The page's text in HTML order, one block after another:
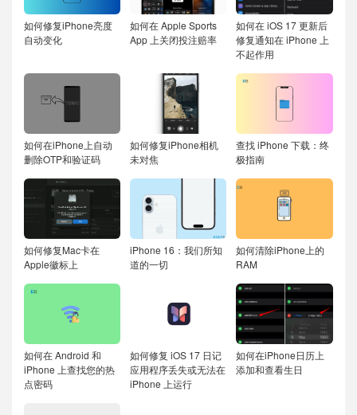
如何修复iPhone亮度
自动变化
如何在 Apple Sports
App 上关闭投注赔率
如何在 iOS 17 更新后
修复通知在 iPhone 上
不起作用
如何在iPhone上自动
删除OTP和验证码
如何修复iPhone相机
未对焦
查找 iPhone 下载：终
极指南
如何修复Mac卡在
Apple徽标上
iPhone 16：我们所知
道的一切
如何清除iPhone上的
RAM
如何在 Android 和
iPhone 上查找您的热
点密码
如何修复 iOS 17 日记
应用程序丢失或无法在
iPhone 上运行
如何在iPhone日历上
添加和查看生日